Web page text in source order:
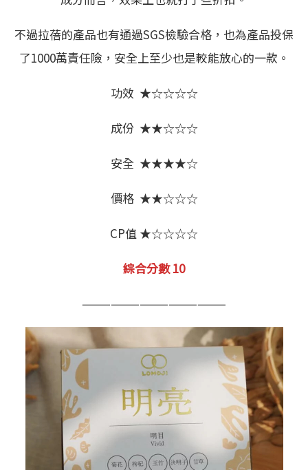
不過拉蓓的產品也有通過SGS檢驗合格，也為產品投保
了1000萬責任險，安全上至少也是較能放心的一款。
功效 ★☆☆☆☆
成份 ★★☆☆☆
安全 ★★★★☆
價格 ★★☆☆☆
CP值 ★☆☆☆☆
綜合分數 10
———————————————